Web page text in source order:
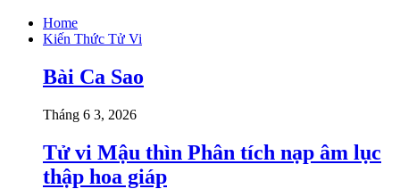
Home
Kiến Thức Tử Vi
Bài Ca Sao
Tháng 6 3, 2026
Tử vi Mậu thìn Phân tích nạp âm lục
thập hoa giáp